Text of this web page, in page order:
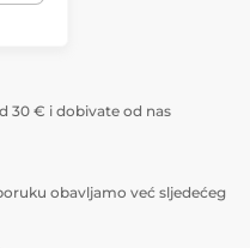
30 € i dobivate od nas
obavljamo već sljedećeg